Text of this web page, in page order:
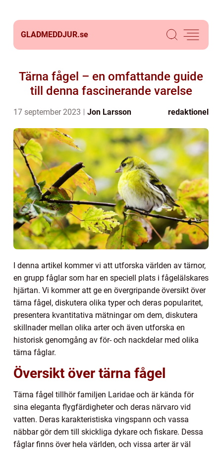
GLADMEDDJUR.se
Tärna fågel – en omfattande guide
till denna fascinerande varelse
17 september 2023 Jon Larsson redaktionel
I denna artikel kommer vi att utforska världen av tärnor,
en grupp fåglar som har en speciell plats i fågelälskares
hjärtan. Vi kommer att ge en övergripande översikt över
tärna fågel, diskutera olika typer och deras popularitet,
presentera kvantitativa mätningar om dem, diskutera
skillnader mellan olika arter och även utforska en
historisk genomgång av för- och nackdelar med olika
tärna fåglar.
Översikt över tärna fågel
Tärna fågel tillhör familjen Laridae och är kända för
sina eleganta flygfärdigheter och deras närvaro vid
vatten. Deras karakteristiska vingspann och vassa
näbbar gör dem till skickliga dykare och fiskare. Dessa
fåglar finns över hela världen, och vissa arter är väl